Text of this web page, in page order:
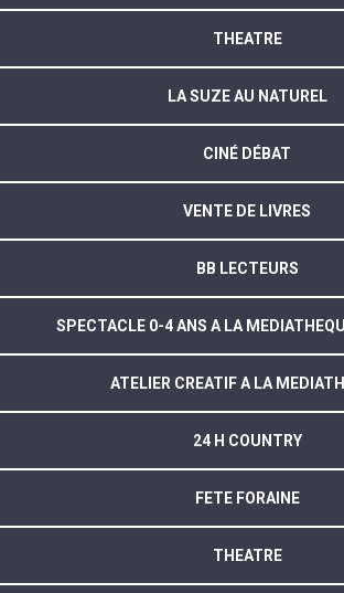
THEATRE
LA SUZE AU NATUREL
CINÉ DÉBAT
VENTE DE LIVRES
BB LECTEURS
SPECTACLE 0-4 ANS A LA
ATELIER CREATIF A LA
24 H COUNTRY
FETE FORAINE
THEATRE